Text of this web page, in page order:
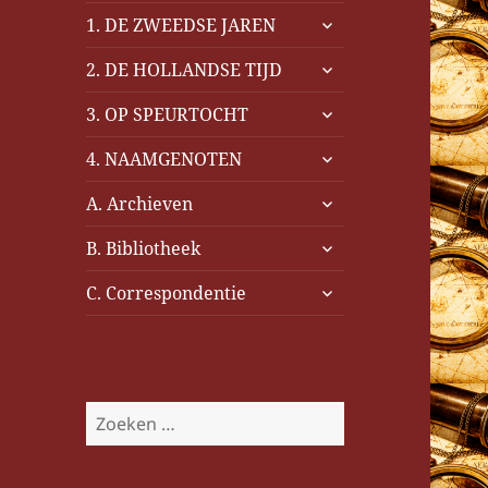
1. DE ZWEEDSE JAREN
submenu
2. DE HOLLANDSE TIJD
submenu
3. OP SPEURTOCHT
submenu
4. NAAMGENOTEN
submenu
A. Archieven
submenu
B. Bibliotheek
submenu
C. Correspondentie
submenu
Z
o